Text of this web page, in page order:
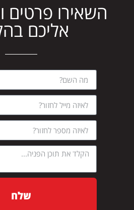
השאירו פרטים
אליכם
שלח